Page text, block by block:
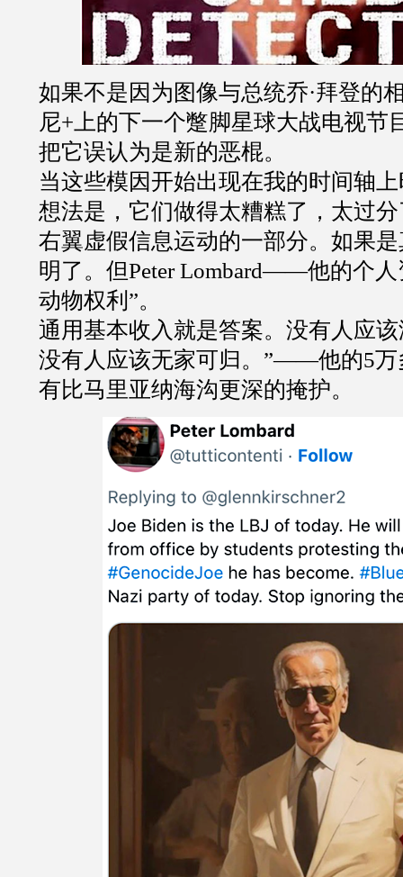
如果不是因为图像与总统乔·拜登的
尼+上的下一个蹩脚星球大战电视节
把它误认为是新的恶棍。
当这些模因开始出现在我的时间轴
想法是，它们做得太糟糕了，太过
右翼虚假信息运动的一部分。如果
明了。但Peter Lombard——他的个人
动物权利”。
通用基本收入就是答案。没有人应
没有人应该无家可归。”——他的5万
有比马里亚纳海沟更深的掩护。